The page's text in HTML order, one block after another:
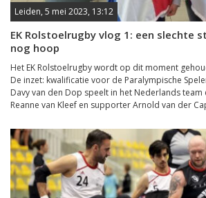
Leiden, 5 mei 2023, 13:12
EK Rolstoelrugby vlog 1: een slechte
nog hoop
Het EK Rolstoelrugby wordt op dit moment
De inzet: kwalificatie voor de Paralympische
Davy van den Dop speelt in het Nederlands
Reanne van Kleef en supporter Arnold van der